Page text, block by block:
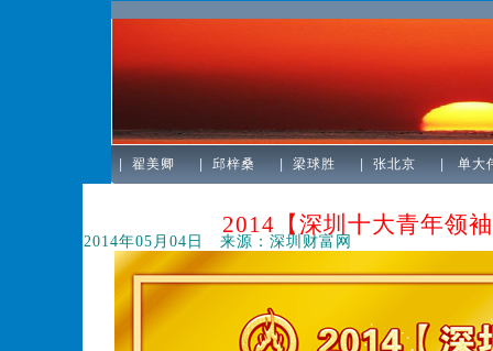
翟美卿 邱梓桑 梁球胜 张北京 单大
2014【深圳十大青年领袖
2014年05月04日 来源：深圳财富网